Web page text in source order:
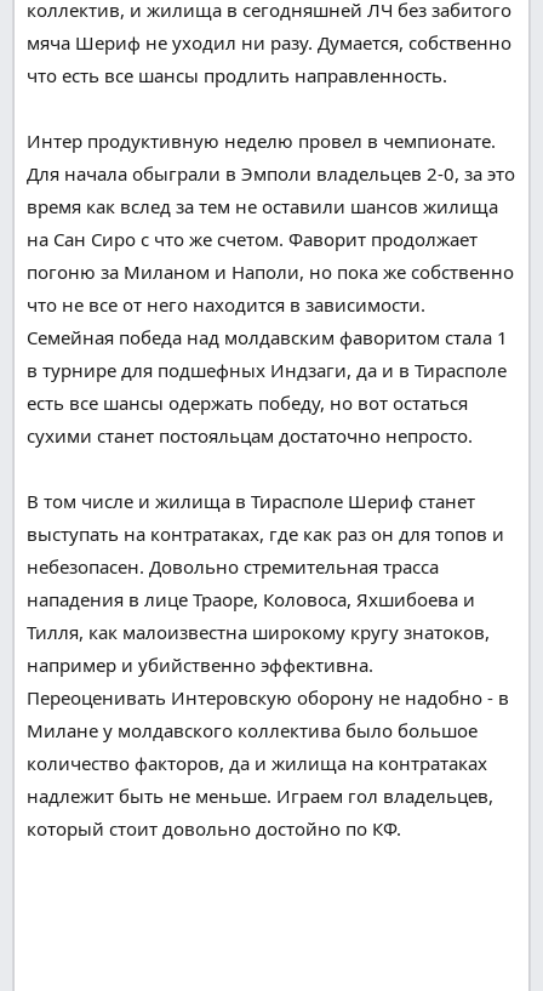
коллектив, и жилища в сегодняшней ЛЧ без забитого
мяча Шериф не уходил ни разу. Думается, собственно
что есть все шансы продлить направленность.
Интер продуктивную неделю провел в чемпионате.
Для начала обыграли в Эмполи владельцев 2-0, за это
время как вслед за тем не оставили шансов жилища
на Сан Сиро с что же счетом. Фаворит продолжает
погоню за Миланом и Наполи, но пока же собственно
что не все от него находится в зависимости.
Семейная победа над молдавским фаворитом стала 1
в турнире для подшефных Индзаги, да и в Тирасполе
есть все шансы одержать победу, но вот остаться
сухими станет постояльцам достаточно непросто.
В том числе и жилища в Тирасполе Шериф станет
выступать на контратаках, где как раз он для топов и
небезопасен. Довольно стремительная трасса
нападения в лице Траоре, Коловоса, Яхшибоева и
Тилля, как малоизвестна широкому кругу знатоков,
например и убийственно эффективна.
Переоценивать Интеровскую оборону не надобно - в
Милане у молдавского коллектива было большое
количество факторов, да и жилища на контратаках
надлежит быть не меньше. Играем гол владельцев,
который стоит довольно достойно по КФ.